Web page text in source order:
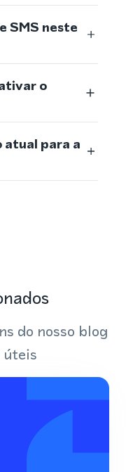
SMS neste
o
atual para a
do nosso blog
úteis